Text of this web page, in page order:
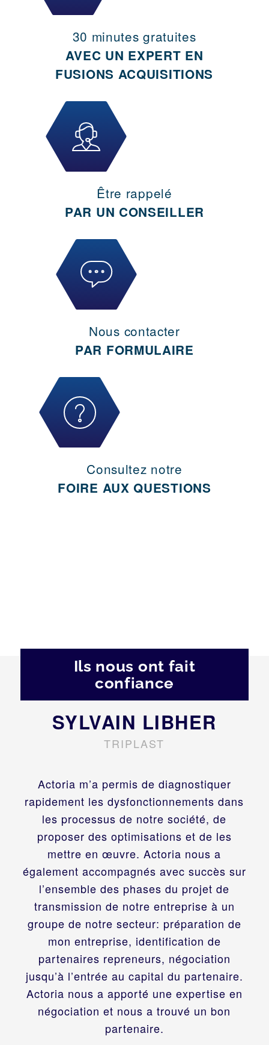
30 minutes gratuites
AVEC UN EXPERT EN
FUSIONS ACQUISITIONS
Être rappelé
PAR UN CONSEILLER
Nous contacter
PAR FORMULAIRE
Consultez notre
FOIRE AUX QUESTIONS
Ils nous ont fait
confiance
Actoria m’a permis de diagnostiquer
rapidement les dysfonctionnements dans
les processus de notre société, de
proposer des optimisations et de les
mettre en œuvre. Actoria nous a
également accompagnés avec succès sur
l’ensemble des phases du projet de
transmission de notre entreprise à un
groupe de notre secteur: préparation de
mon entreprise, identification de
partenaires repreneurs, négociation
jusqu’à l’entrée au capital du partenaire.
Actoria nous a apporté une expertise en
négociation et nous a trouvé un bon
partenaire.
SYLVAIN LIBHER
TRIPLAST